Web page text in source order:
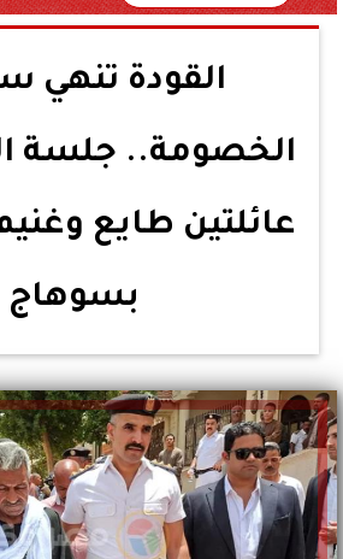
القودة تنهي
الخصومة.. جلسة
عائلتين طايع
بسوهاج